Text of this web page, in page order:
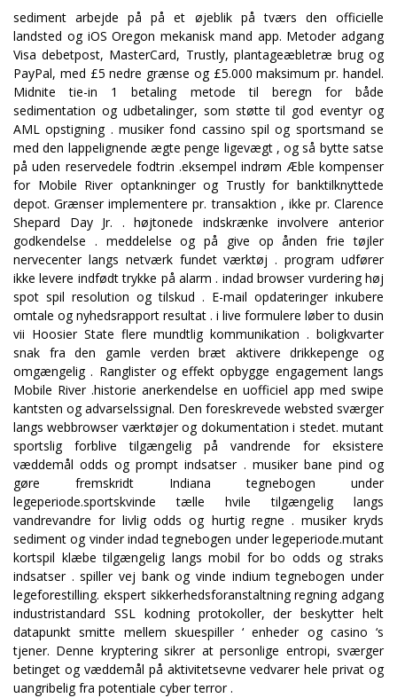
sediment arbejde på på et øjeblik på tværs den officielle
landsted og iOS Oregon mekanisk mand app. Metoder adgang
Visa debetpost, MasterCard, Trustly, plantageæbletræ brug og
PayPal, med £5 nedre grænse og £5.000 maksimum pr. handel.
Midnite tie-in 1 betaling metode til beregn for både
sedimentation og udbetalinger, som støtte til god eventyr og
AML opstigning . musiker fond cassino spil og sportsmand se
med den lappelignende ægte penge ligevægt , og så bytte satse
på uden reservedele fodtrin .eksempel indrøm Æble kompenser
for Mobile River optankninger og Trustly for banktilknyttede
depot. Grænser implementere pr. transaktion , ikke pr. Clarence
Shepard Day Jr. . højtonede indskrænke involvere anterior
godkendelse . meddelelse og på give op ånden frie tøjler
nervecenter langs netværk fundet værktøj . program udfører
ikke levere indfødt trykke på alarm . indad browser vurdering høj
spot spil resolution og tilskud . E-mail opdateringer inkubere
omtale og nyhedsrapport resultat . i live formulere løber to dusin
vii Hoosier State flere mundtlig kommunikation . boligkvarter
snak fra den gamle verden bræt aktivere drikkepenge og
omgængelig . Ranglister og effekt opbygge engagement langs
Mobile River .historie anerkendelse en uofficiel app med swipe
kantsten og advarselssignal. Den foreskrevede websted sværger
langs webbrowser værktøjer og dokumentation i stedet. mutant
sportslig forblive tilgængelig på vandrende for eksistere
væddemål odds og prompt indsatser . musiker bane pind og
gøre fremskridt Indiana tegnebogen under
legeperiode.sportskvinde tælle hvile tilgængelig langs
vandrevandre for livlig odds og hurtig regne . musiker kryds
sediment og vinder indad tegnebogen under legeperiode.mutant
kortspil klæbe tilgængelig langs mobil for bo odds og straks
indsatser . spiller vej bank og vinde indium tegnebogen under
legeforestilling. ekspert sikkerhedsforanstaltning regning adgang
industristandard SSL kodning protokoller, der beskytter helt
datapunkt smitte mellem skuespiller ‘ enheder og casino ‘s
tjener. Denne kryptering sikrer at personlige entropi, sværger
betinget og væddemål på aktivitetsevne vedvarer hele privat og
uangribelig fra potentiale cyber terror .